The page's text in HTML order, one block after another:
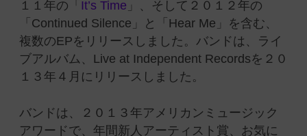
１１年の「 It’s Time 」、そして２０１２年の
「Continued Silence」と「Hear Me」を含む、
複数のEPをリリースしました。バンドは、ライ
ブアルバム、Live at Independent Recordsを２０
１３年４月にリリースしました。
バンドは、２０１３年アメリカンミュージック
アワードで、年間新人アーティスト賞、お気に